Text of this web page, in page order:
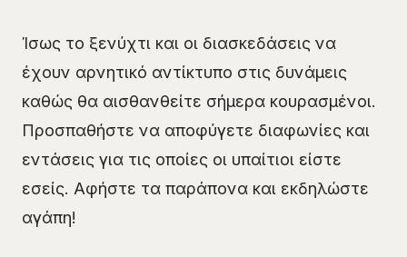
Ίσως το ξενύχτι και οι διασκεδάσεις να
έχουν αρνητικό αντίκτυπο στις δυνάμεις
καθώς θα αισθανθείτε σήμερα κουρασμένοι.
Προσπαθήστε να αποφύγετε διαφωνίες και
εντάσεις για τις οποίες οι υπαίτιοι είστε
εσείς. Αφήστε τα παράπονα και εκδηλώστε
αγάπη!